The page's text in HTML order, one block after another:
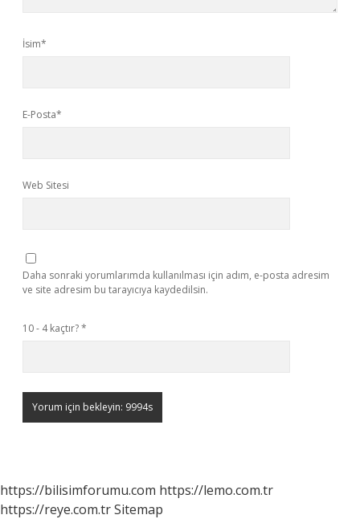
İsim*
E-Posta*
Web Sitesi
Daha sonraki yorumlarımda kullanılması için adım, e-posta adresim
ve site adresim bu tarayıcıya kaydedilsin.
10 - 4 kaçtır?*
https://bilisimforumu.com https://lemo.com.tr
https://reye.com.trSitemap